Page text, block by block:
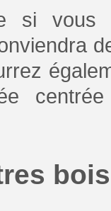
si vous
bois